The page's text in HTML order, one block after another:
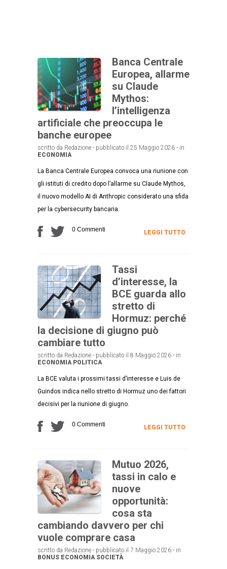
Banca Centrale
Europea, allarme
su Claude
Mythos:
l’intelligenza
artificiale che preoccupa le
banche europee
scritto da Redazione - pubblicato il 25 Maggio 2026 - in
ECONOMIA
La Banca Centrale Europea convoca una riunione con
gli istituti di credito dopo l’allarme su Claude Mythos,
il nuovo modello AI di Anthropic considerato una sfida
per la cybersecurity bancaria.
0 Commenti LEGGI TUTTO
Tassi
d’interesse, la
BCE guarda allo
stretto di
Hormuz: perché
la decisione di giugno può
cambiare tutto
scritto da Redazione - pubblicato il 8 Maggio 2026 - in
ECONOMIA POLITICA
La BCE valuta i prossimi tassi d’interesse e Luis de
Guindos indica nello stretto di Hormuz uno dei fattori
decisivi per la riunione di giugno.
0 Commenti LEGGI TUTTO
Mutuo 2026,
tassi in calo e
nuove
opportunità:
cosa sta
cambiando davvero per chi
vuole comprare casa
scritto da Redazione - pubblicato il 7 Maggio 2026 - in
BONUS ECONOMIA SOCIETÀ